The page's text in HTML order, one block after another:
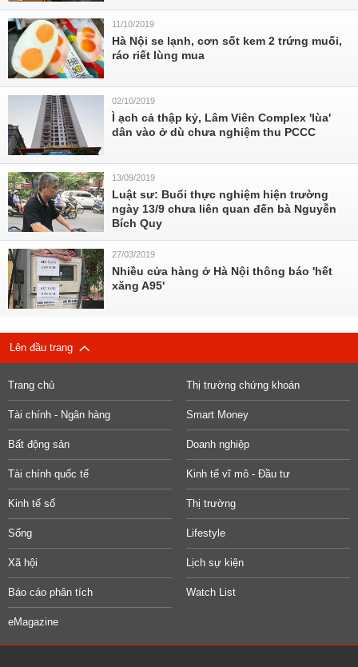
11/10/2019
Hà Nội se lạnh, cơn sốt kem 2 trứng muối,
ráo riết lùng mua
02/10/2019
Ì ạch cả thập kỷ, Lâm Viên Complex 'lùa'
dân vào ở dù chưa nghiệm thu PCCC
13/09/2019
Luật sư: Buổi thực nghiệm hiện trường
ngày 13/9 chưa liên quan đến bà Nguyễn
Bích Quy
27/03/2019
Nhiều cửa hàng ở Hà Nội thông báo 'hết
xăng A95'
Lên đầu trang
Trang chủ Thị trường chứng khoán
Tài chính - Ngân hàng Smart Money
Bất động sản Doanh nghiệp
Tài chính quốc tế Kinh tế vĩ mô - Đầu tư
Kinh tế số Thị trường
Sống Lifestyle
Xã hội Lịch sự kiện
Báo cáo phân tích Watch List
eMagazine